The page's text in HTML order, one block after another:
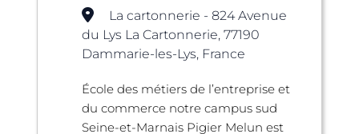
La cartonnerie - 824 Avenue
du Lys La Cartonnerie, 77190
Dammarie-les-Lys, France
École des métiers de l’entreprise et
du commerce notre campus sud
Seine-et-Marnais Pigier Melun est